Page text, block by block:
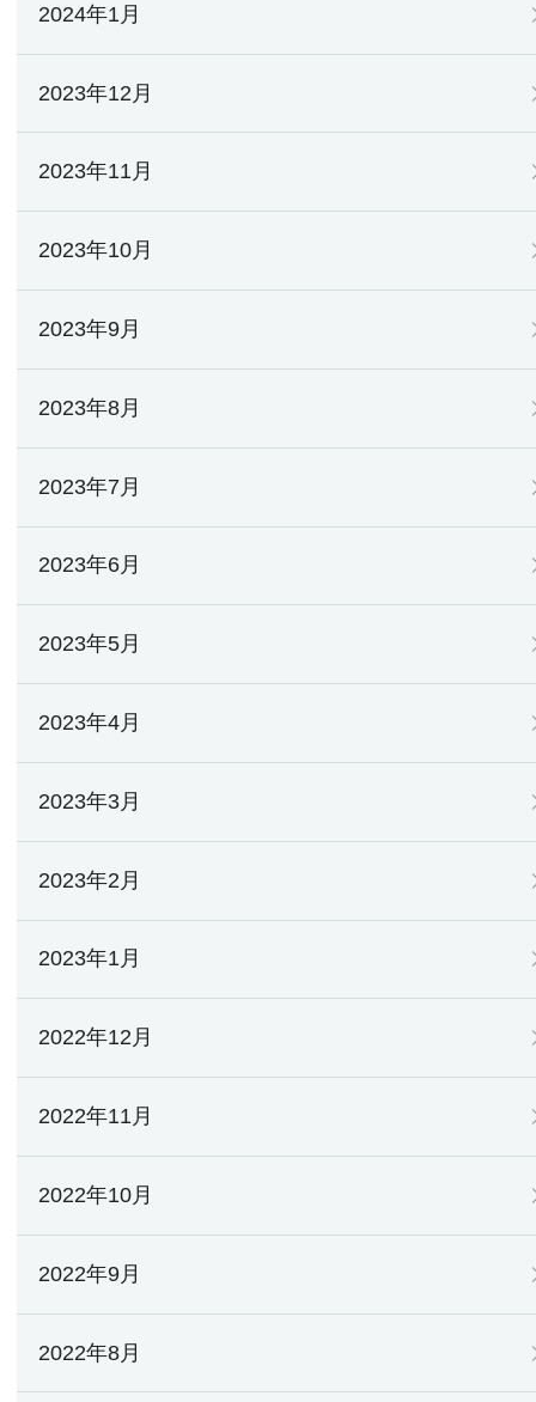
2024年1月
2023年12月
2023年11月
2023年10月
2023年9月
2023年8月
2023年7月
2023年6月
2023年5月
2023年4月
2023年3月
2023年2月
2023年1月
2022年12月
2022年11月
2022年10月
2022年9月
2022年8月